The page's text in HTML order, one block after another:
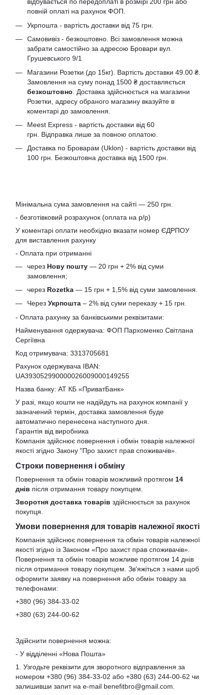
відбувається по передоплаті в розмірі 200 грн або
повній оплаті на рахунок ФОП.
Укрпошта - вартість доставки від 75 грн.
Самовивіз - безкоштовно. Всі замовлення можна
забрати самостійно за адресою Бровари вул.
Грушевського 9/1
Магазини Розетки (до 15кг). Вартість доставки 49.00 ₴.
Замовлення на суму понад 1500 ₴ доставляється
безкоштовно . Доставка здійснюється на магазини
Розетки, адресу обраного магазину вказуйте в
коментарі до замовлення.
Meest Express - вартість доставки від 60
грн. Відправка лише за повною оплатою.
Доставка по Броварам (Uklon) - вартість доставки від
100 грн. Безкоштовна доставка від 1500 грн.
Мінімальна сума замовлення на сайті — 250 грн.
- безготівковий розрахунок (оплата на р/р)
У коментарі оплати необхідно вказати номер ЄДРПОУ
для виставлення рахунку
- Оплата при отриманні
через Нову пошту — 20 грн + 2% від суми
замовлення;
через Rozetka — 15 грн + 1,5% від суми замовлення.
Через Укрпошта – 2% від суми переказу + 15 грн.
- Оплата рахунку за банківськими реквізитами:
Найменування одержувача: ФОП Пархоменко Світлана
Сергіївна
Код отримувача: 3313705681
Рахунок одержувача IBAN:
UA393052990000026009000149255
Назва банку: АТ КБ «ПриватБанк»
У разі, якщо кошти не надійдуть на рахунок компанії у
зазначений термін, доставка замовлення буде
автоматично перенесена наступного дня.
Гарантія від виробника
Компанія здійснює повернення і обмін товарів належної
якості згідно Закону "Про захист прав споживачів»
Строки повернення і обміну
Повернення та обмін товарів можливий протягом 14
днів після отримання товару покупцем.
Зворотня доставка товарів здійснюється за рахунок
покупця.
Умови повернення для товарів належної якості
Компанія здійснює повернення та обмін товарів належної
якості згідно із Законом «Про захист прав споживачів».
Повернення та обмін товарів можливе протягом 14 днів
після отримання товару покупцем. Зв'яжіться з нами щоб
оформити заявку на повернення або обмін товару за
телефонами:
+380 (96) 384-33-02
+380 (63) 244-00-62
Здійснити повернення можна:
- У відділенні «Нова Пошта»
1. Узгодьте реквізити для зворотного відправлення за
номером +380 (96) 384-33-02 або +380 (63) 244-00-62 чи
залишивши запит на e-mail benefitbro@gmail.com.